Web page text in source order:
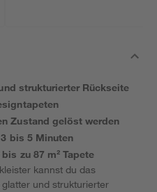
strukturierter Rückseite
Zustand gelöst werden
bis 5 Minuten
zu 87 m² Tapete
kannst du das
und strukturierter